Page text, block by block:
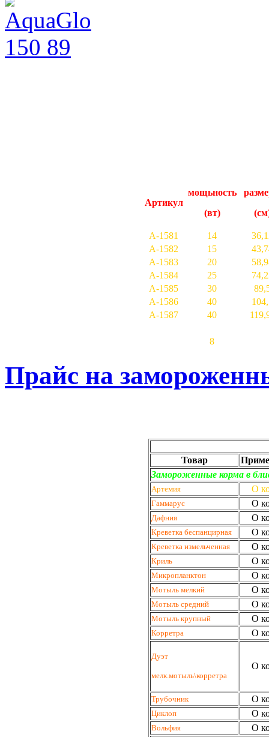
Артикул
мощьность
(вт)
A-1581 14
A-1582
15
A-1583
20
A-1584
25
A-1585
30
A-1586
40
A-1587
40
8
Прайс на
Товар
Замороженные корма в
Артемия О
Гаммарус О
Дафния О
Креветка беспанцирная О
Креветка измельченная О
Криль О
Микропланктон О
Мотыль мелкий О
Мотыль средний О
Мотыль крупный О
Корретра О
Дуэт
мелк.мотыль\корретра
О
Трубочник О
Циклоп О
Вольфия
О